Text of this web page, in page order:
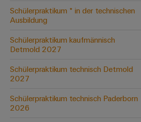
Schülerpraktikum * in der technischen
Ausbildung
Schülerpraktikum kaufmännisch
Detmold 2027
Schülerpraktikum technisch Detmold
2027
Schülerpraktikum technisch Paderborn
2026